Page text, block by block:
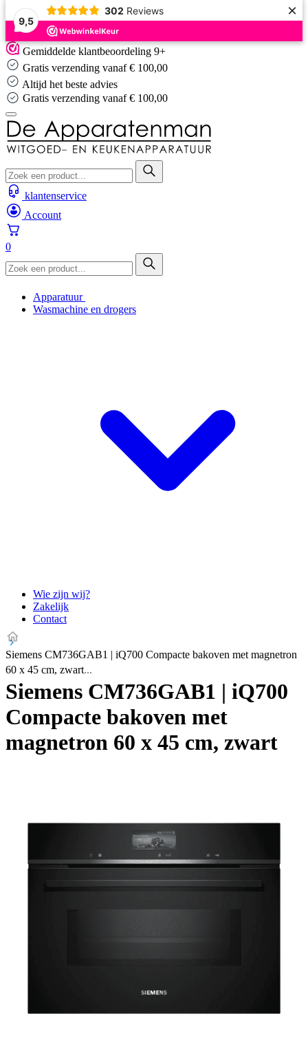
9,5
302 Reviews ×
Skip
to
content
Gemiddelde klantbeoordeling 9+
Gratis verzending vanaf € 100,00
Altijd het beste advies
Altijd het beste advies
klantenservice
Account
0
Apparatuur
Wasmachine en drogers
Wie zijn wij?
Zakelijk
Contact
Siemens CM736GAB1 | iQ700 Compacte bakoven met magnetron
60 x 45 cm, zwart
Siemens CM736GAB1 | iQ700
Compacte bakoven met
magnetron 60 x 45 cm, zwart